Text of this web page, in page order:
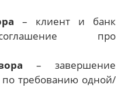
– клиент и банк
про
– завершение
по требованию одной/